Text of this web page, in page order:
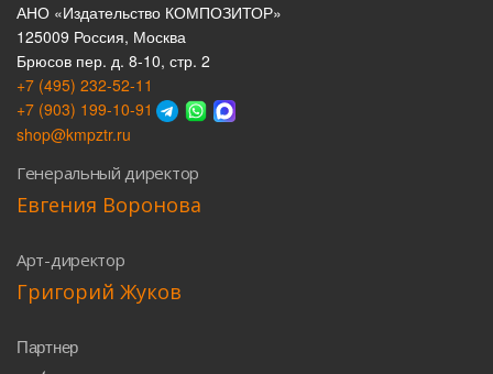
АНО «Издательство КОМПОЗИТОР»
125009 Россия, Москва
Брюсов пер. д. 8-10, стр. 2
+7 (495) 232-52-11
+7 (903) 199-10-91
shop@kmpztr.ru
Генеральный директор
Евгения Воронова
Арт-директор
Григорий Жуков
Партнер